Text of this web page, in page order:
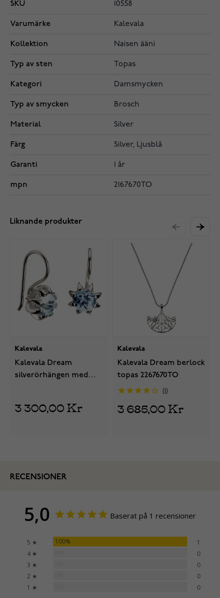
SKU 10558
Varumärke Kalevala
Kollektion Naisen ääni
Typ av sten Topas
Kategori Damsmycken
Typ av smycken Brosch
Material Silver
Färg Silver, Ljusblå
Garanti 1 år
mpn 2167670TO
Liknande produkter
Kalevala
Kalevala Dream
silverörhängen med
3 300,00 Kr
Kalevala
Kalevala Dream berlock
topas 2267670TO
3 685,00 Kr
RECENSIONER
5,0 Baserat på 1 recensioner
5 ★ 100%
1
4 ★
0
3 ★
0
2 ★
0
1 ★
0